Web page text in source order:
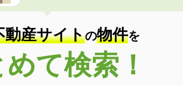
動産サイトの物件を
めて検索！